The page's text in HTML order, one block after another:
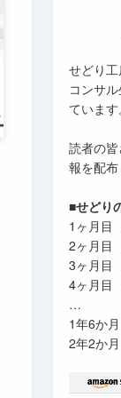
せどり工
コンサ
ています
読者の
報を配布
■せどり
1ヶ月
2ヶ月目
3ヶ月目
4ヶ月目
…
1年6か
2年2か